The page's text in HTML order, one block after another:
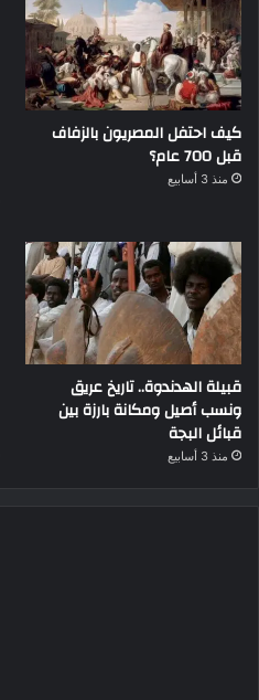
كيف احتفل المصريون بالزفاف
قبل 700 عام؟
منذ 3 أسابيع
قبيلة الهدندوة.. تاريخ عريق
ونسب أصيل ومكانة بارزة بين
قبائل البجة
منذ 3 أسابيع